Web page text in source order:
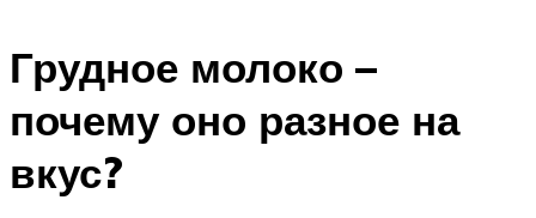
Грудное молоко –
почему оно разное на
вкус?